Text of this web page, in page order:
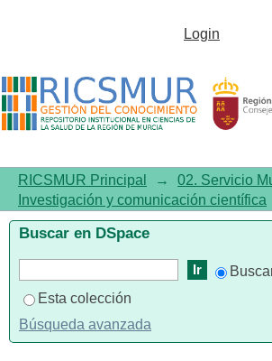
Listar02.06.01.
tema
Login
RICSMUR Principal →
02. Servicio
Investigación y comunicación científica
Buscar en DSpace
Esta colección
Búsqueda avanzada